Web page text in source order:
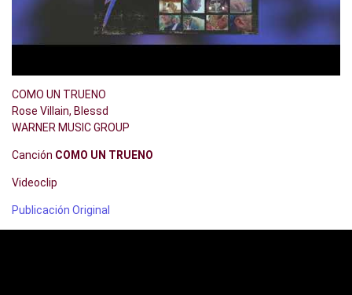
COMO UN TRUENO
Rose Villain, Blessd
WARNER MUSIC GROUP
Canción COMO UN TRUENO
Videoclip
Publicación Original